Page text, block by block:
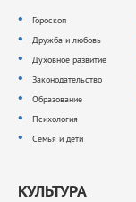
Гороскоп
Дружба и любовь
Духовное развитие
Законодательство
Образование
Психология
Семья и дети
КУЛЬТУРА